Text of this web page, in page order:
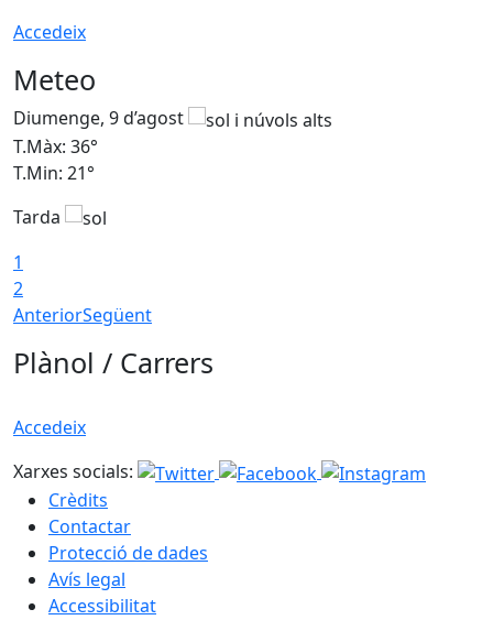
Accedeix
Meteo
Diumenge, 9 d’agost
T.Màx: 36°
T.Min: 21°
Tarda
1
2
AnteriorSegüent
Plànol / Carrers
Accedeix
Xarxes socials:
Crèdits
Contactar
Protecció de dades
Avís legal
Accessibilitat